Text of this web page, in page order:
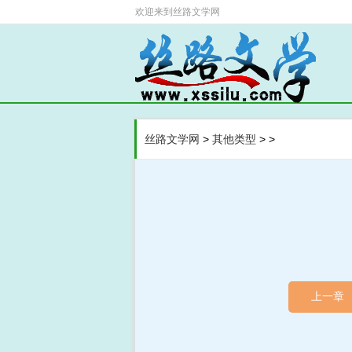
欢迎来到 丝路文学网
丝路文学网 > 其他类型 > >
上一章